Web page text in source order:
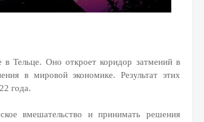
Тельце. Оно откроет коридор затмений в
в мировой экономике. Результат этих
года.
вмешательство и принимать решения